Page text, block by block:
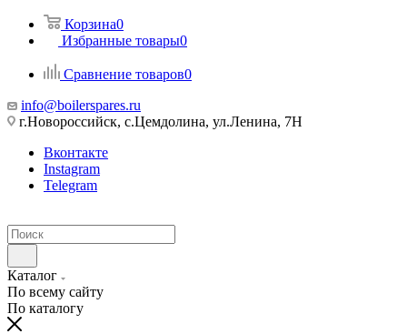
Корзина0
Избранные товары0
Сравнение товаров0
info@boilerspares.ru
г.Новороссийск, с.Цемдолина, ул.Ленина, 7Н
Вконтакте
Instagram
Telegram
Каталог
По всему сайту
По каталогу